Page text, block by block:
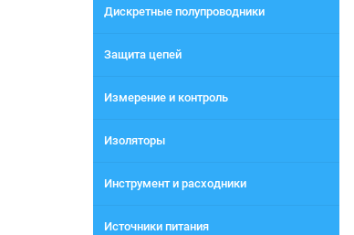
Дискретные полупроводники
Защита цепей
Измерение и контроль
Изоляторы
Инструмент и расходники
Источники питания